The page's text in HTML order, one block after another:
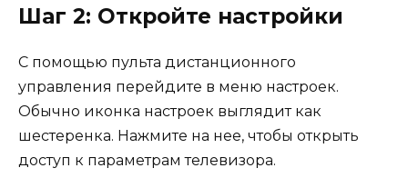
Шаг 2: Откройте настройки
С помощью пульта дистанционного
управления перейдите в меню настроек.
Обычно иконка настроек выглядит как
шестеренка. Нажмите на нее, чтобы открыть
доступ к параметрам телевизора.